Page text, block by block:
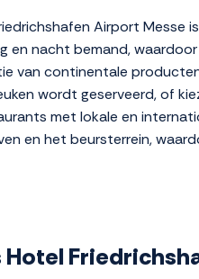
Airport
en nacht bemand,
van continentale
wordt geserveerd, of
met lokale en
en het beursterrein,